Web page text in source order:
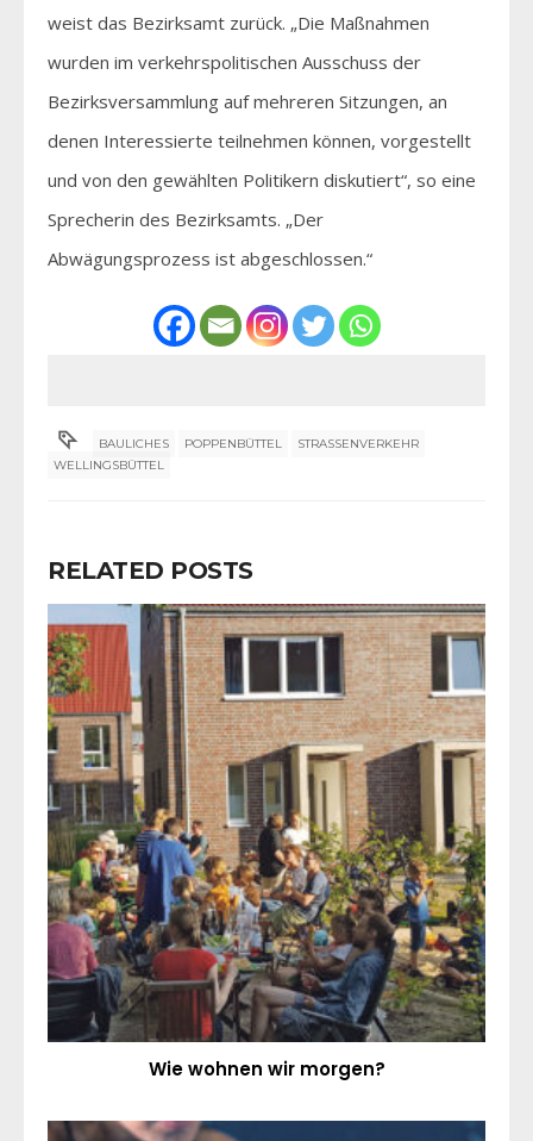
weist das Bezirksamt zurück. „Die Maßnahmen
wurden im verkehrspolitischen Ausschuss der
Bezirksversammlung auf mehreren Sitzungen, an
denen Interessierte teilnehmen können, vorgestellt
und von den gewählten Politikern diskutiert“, so eine
Sprecherin des Bezirksamts. „Der
Abwägungsprozess ist abgeschlossen.“
BAULICHES POPPENBÜTTEL
STRASSENVERKEHR
WELLINGSBÜTTEL
RELATED POSTS
Wie wohnen wir morgen?